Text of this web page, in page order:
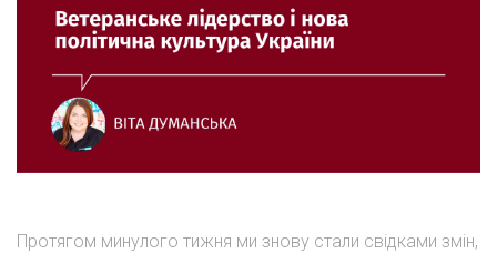
Протягом минулого тижня ми знову стали свідками змін,